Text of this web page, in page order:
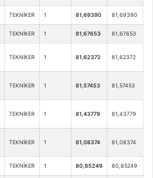
TEKNİKER 1 81,69390 81,69390
TEKNİKER 1 81,67653 81,67653
TEKNİKER 1 81,62372 81,62372
TEKNİKER 1 81,57453 81,57453
TEKNİKER 1 81,43779 81,43779
TEKNİKER 1 81,08374 81,08374
TEKNİKER 1 80,85249 80,85249